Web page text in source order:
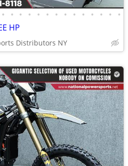
• • • • • • • • • • • • • •
HP
Distributors NY